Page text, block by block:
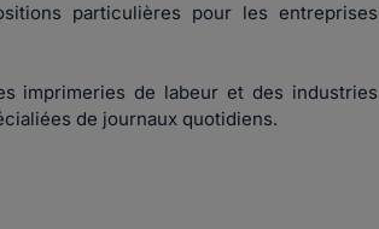
particulières pour les entreprises
imprimeries de labeur et des industries
de journaux quotidiens.